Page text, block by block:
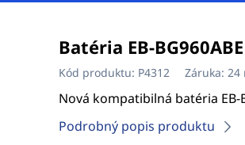
Batéria EB-
Kód produktu: P4312 Záruka: 24
Nová kompatibilná batéria EB-
Podrobný popis produktu